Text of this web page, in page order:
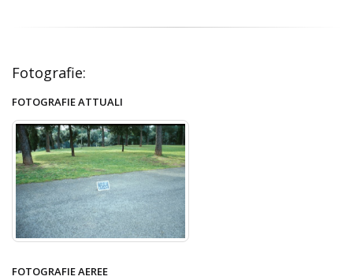
Fotografie:
FOTOGRAFIE ATTUALI
FOTOGRAFIE AEREE